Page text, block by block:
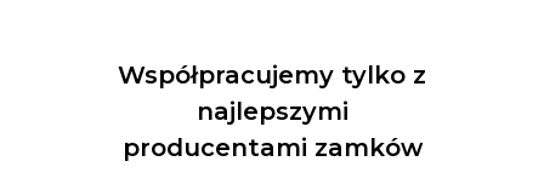
Otwieranie zamków z
Naprawa-drzwi.pl to:
Współpracujemy tylko z
najlepszymi
producentami zamków